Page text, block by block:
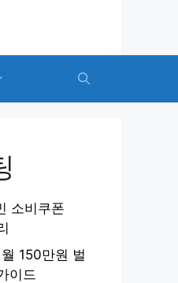
소비쿠폰
150만원 벌
이드